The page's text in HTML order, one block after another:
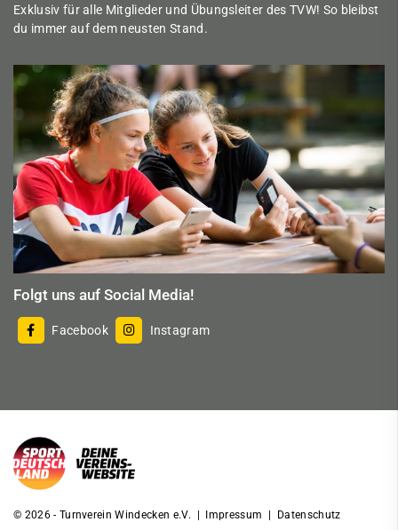
Exklusiv für alle Mitglieder und Übungsleiter des TVW! So bleibst
du immer auf dem neusten Stand.
Folgt uns auf Social Media!
Facebook Instagram
© 2026 - Turnverein Windecken e.V. | Impressum | Datenschutz